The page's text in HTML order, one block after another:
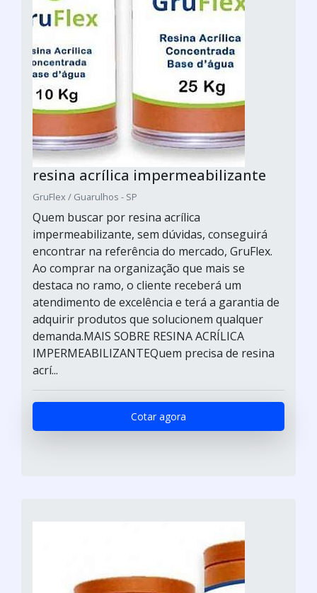
resina acrílica impermeabilizante
GruFlex / Guarulhos - SP
Quem buscar por resina acrílica
impermeabilizante, sem dúvidas, conseguirá
encontrar na referência do mercado, GruFlex.
Ao comprar na organização que mais se
destaca no ramo, o cliente receberá um
atendimento de excelência e terá a garantia de
adquirir produtos que solucionem qualquer
demanda.MAIS SOBRE RESINA ACRÍLICA
IMPERMEABILIZANTEQuem precisa de resina
acrí...
Cotar agora